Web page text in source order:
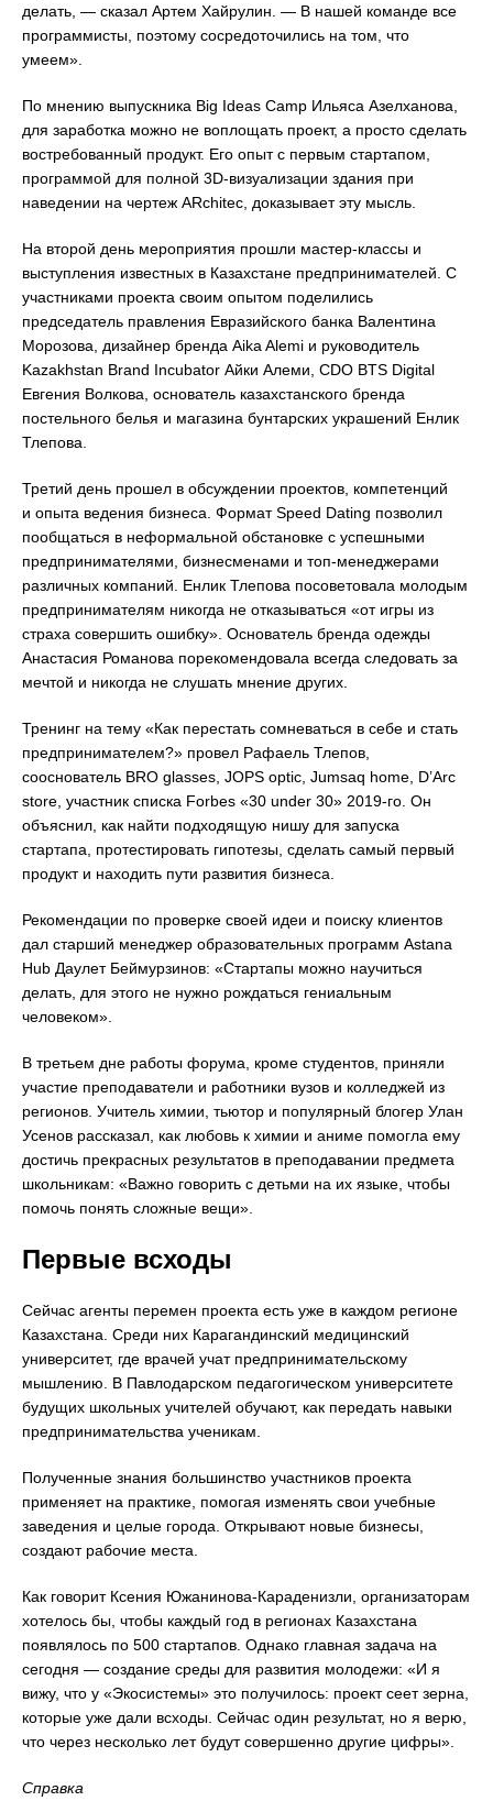
делать, — сказал Артем Хайрулин. — В нашей команде все
программисты, поэтому сосредоточились на том, что
умеем».
По мнению выпускника Big Ideas Camp Ильяса Азелханова,
для заработка можно не воплощать проект, а просто сделать
востребованный продукт. Его опыт с первым стартапом,
программой для полной 3D-визуализации здания при
наведении на чертеж ARchitec, доказывает эту мысль.
На второй день мероприятия прошли мастер-классы и
выступления известных в Казахстане предпринимателей. С
участниками проекта своим опытом поделились
председатель правления Евразийского банка Валентина
Морозова, дизайнер бренда Aika Alemi и руководитель
Kazakhstan Brand Incubator Айки Алеми, CDO BTS Digital
Евгения Волкова, основатель казахстанского бренда
постельного белья и магазина бунтарских украшений Енлик
Тлепова.
Третий день прошел в обсуждении проектов, компетенций
и опыта ведения бизнеса. Формат Speed Dating позволил
пообщаться в неформальной обстановке с успешными
предпринимателями, бизнесменами и топ-менеджерами
различных компаний. Енлик Тлепова посоветовала молодым
предпринимателям никогда не отказываться «от игры из
страха совершить ошибку». Основатель бренда одежды
Анастасия Романова порекомендовала всегда следовать за
мечтой и никогда не слушать мнение других.
Тренинг на тему «Как перестать сомневаться в себе и стать
предпринимателем?» провел Рафаель Тлепов,
сооснователь BRO glasses, JOPS optic, Jumsaq home, D’Arc
store, участник списка Forbes «30 under 30» 2019-го. Он
объяснил, как найти подходящую нишу для запуска
стартапа, протестировать гипотезы, сделать самый первый
продукт и находить пути развития бизнеса.
Рекомендации по проверке своей идеи и поиску клиентов
дал старший менеджер образовательных программ Astana
Hub Даулет Беймурзинов: «Стартапы можно научиться
делать, для этого не нужно рождаться гениальным
человеком».
В третьем дне работы форума, кроме студентов, приняли
участие преподаватели и работники вузов и колледжей из
регионов. Учитель химии, тьютор и популярный блогер Улан
Усенов рассказал, как любовь к химии и аниме помогла ему
достичь прекрасных результатов в преподавании предмета
школьникам: «Важно говорить с детьми на их языке, чтобы
помочь понять сложные вещи».
Первые всходы
Сейчас агенты перемен проекта есть уже в каждом регионе
Казахстана. Среди них Карагандинский медицинский
университет, где врачей учат предпринимательскому
мышлению. В Павлодарском педагогическом университете
будущих школьных учителей обучают, как передать навыки
предпринимательства ученикам.
Полученные знания большинство участников проекта
применяет на практике, помогая изменять свои учебные
заведения и целые города. Открывают новые бизнесы,
создают рабочие места.
Как говорит Ксения Южанинова-Караденизли, организаторам
хотелось бы, чтобы каждый год в регионах Казахстана
появлялось по 500 стартапов. Однако главная задача на
сегодня — создание среды для развития молодежи: «И я
вижу, что у «Экосистемы» это получилось: проект сеет зерна,
которые уже дали всходы. Сейчас один результат, но я верю,
что через несколько лет будут совершенно другие цифры».
Справка